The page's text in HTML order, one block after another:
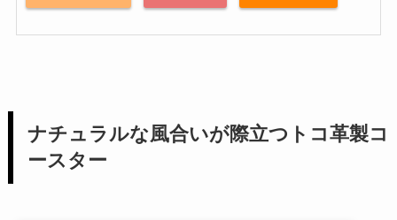
ナチュラルな風合いが際立つトコ革製コ
ースター